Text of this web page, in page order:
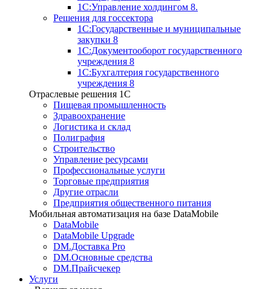
1С:Управление холдингом 8.
Решения для госсектора
1С:Государственные и муниципальные
закупки 8
1С:Документооборот государственного
учреждения 8
1С:Бухгалтерия государственного
учреждения 8
Отраслевые решения 1C
Пищевая промышленность
Здравоохранение
Логистика и склад
Полиграфия
Строительство
Управление ресурсами
Профессиональные услуги
Торговые предприятия
Другие отрасли
Предприятия общественного питания
Мобильная автоматизация на базе DataMobile
DataMobile
DataMobile Upgrade
DM.Доставка Pro
DM.Основные средства
DM.Прайсчекер
Услуги